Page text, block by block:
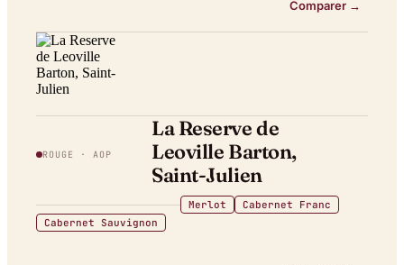
Comparer →
ROUGE · AOP
La Reserve de
Leoville Barton,
Saint-Julien
Merlot
Cabernet Franc
Cabernet Sauvignon